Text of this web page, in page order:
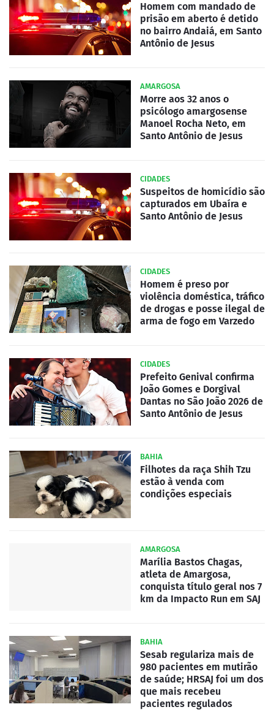
Homem com mandado de
prisão em aberto é detido
no bairro Andaiá, em Santo
Antônio de Jesus
AMARGOSA
Morre aos 32 anos o
psicólogo amargosense
Manoel Rocha Neto, em
Santo Antônio de Jesus
CIDADES
Suspeitos de homicídio são
capturados em Ubaíra e
Santo Antônio de Jesus
CIDADES
Homem é preso por
violência doméstica, tráfico
de drogas e posse ilegal de
arma de fogo em Varzedo
CIDADES
Prefeito Genival confirma
João Gomes e Dorgival
Dantas no São João 2026 de
Santo Antônio de Jesus
BAHIA
Filhotes da raça Shih Tzu
estão à venda com
condições especiais
AMARGOSA
Marília Bastos Chagas,
atleta de Amargosa,
conquista título geral nos 7
km da Impacto Run em SAJ
BAHIA
Sesab regulariza mais de
980 pacientes em mutirão
de saúde; HRSAJ foi um dos
que mais recebeu
pacientes regulados